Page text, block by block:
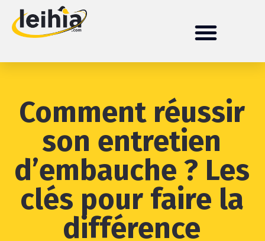
Comment réussir
son entretien
d’embauche ? Les
clés pour faire la
différence